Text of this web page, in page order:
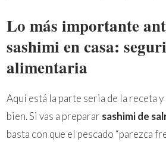
Lo más importante
sashimi en casa:
alimentaria
Aquí está la parte seria de la receta
bien. Si vas a preparar sashimi de
basta con que el pescado “parezca